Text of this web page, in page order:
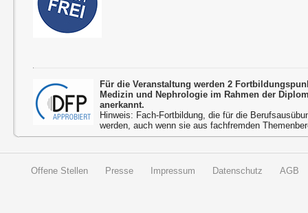
Für die Veranstaltung werden 2
Medizin und Nephrologie im Rahmen der
anerkannt.
Hinweis: Fach-Fortbildung, die für die
werden, auch wenn sie aus fachfremden
Offene Stellen Presse Impressum Datenschutz AGB